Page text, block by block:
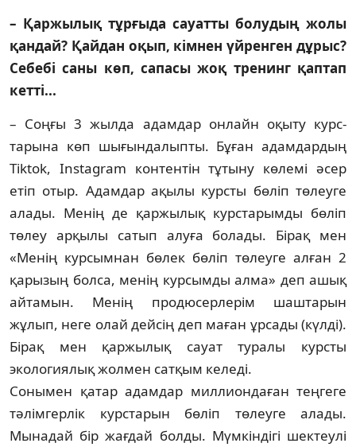
– Қаржылық тұрғыда сауатты болу­дың жо­лы
қандай? Қайдан оқып, кімнен үй­рен­ген дұрыс?
Себебі саны көп, сапасы жоқ тренинг қаптап
кетті...
– Соңғы 3 жылда адамдар онлайн оқыту ку­рс­
тарына көп шығындалыпты. Бұған адам­дардың
Tiktok, Instagram контентін тұтыну кө­лемі әсер
етіп отыр. Адамдар ақылы курсты бө­ліп төлеуге
алады. Менің де қаржылық курс­та­рымды бөліп
төлеу арқылы сатып алуға бо­лады. Бірақ мен
«Менің курсымнан бөлек бөліп тө­­леуге алған 2
қарызың болса, менің кур­сым­ды алма» деп ашық
айтамын. Менің продю­сер­ле­рім шаштарын
жұлып, неге олай дейсің деп ма­ған ұрсады (күлді).
Бірақ мен қаржылық сауат туралы курсты
экологиялық жолмен сат­қым келеді.
Сонымен қатар адамдар миллиондаған теңгеге
тәлімгерлік курстарын бөліп төлеуге алады.
Мынадай бір жағдай болды. Мүм­кіндігі шектеулі